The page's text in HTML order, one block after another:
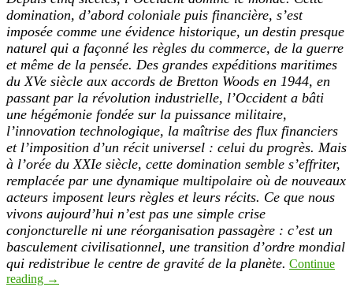
domination, d’abord coloniale puis financière, s’est
imposée comme une évidence historique, un destin presque
naturel qui a façonné les règles du commerce, de la guerre
et même de la pensée. Des grandes expéditions maritimes
du XVe siècle aux accords de Bretton Woods en 1944, en
passant par la révolution industrielle, l’Occident a bâti
une hégémonie fondée sur la puissance militaire,
l’innovation technologique, la maîtrise des flux financiers
et l’imposition d’un récit universel : celui du progrès. Mais
à l’orée du XXIe siècle, cette domination semble s’effriter,
remplacée par une dynamique multipolaire où de nouveaux
acteurs imposent leurs règles et leurs récits. Ce que nous
vivons aujourd’hui n’est pas une simple crise
conjoncturelle ni une réorganisation passagère : c’est un
basculement civilisationnel, une transition d’ordre mondial
qui redistribue le centre de gravité de la planète. Continue
reading →